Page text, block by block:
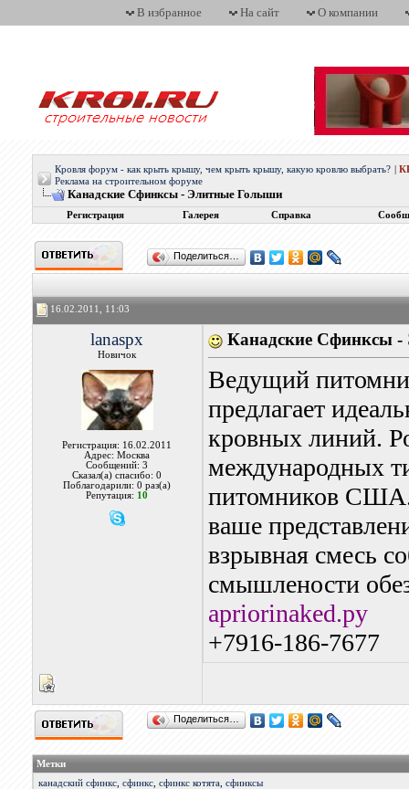
В избранное На сайт О компании
Кровля форум - как крыть крышу, чем крыть крышу, какую кровлю выбрать?
Реклама на строительном форуме
Канадские Сфинксы - Элитные Голыши
Регистрация Галерея Справка
Поделиться…
16.02.2011, 11:03
lanaspx
Новичок
Регистрация: 16.02.2011
Адрес: Москва
Сообщений: 3
Сказал(а) спасибо: 0
Поблагодарили: 0 раз(а)
Репутация: 10
Канадские Сфинксы
Ведущий
предлагает
кровных линий.
международных
питомников
ваше
взрывная смесь
смышлености
apriorinaked.ру
+7916-186-7677
Поделиться…
Метки
канадский сфинкс, сфинкс, сфинкс котята, сфинксы